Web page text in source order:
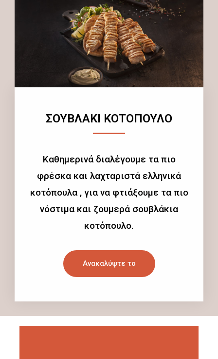
ΣΟΥΒΛΑΚΙ ΚΟΤΟΠΟΥΛΟ
Καθημερινά διαλέγουμε τα πιο
φρέσκα και λαχταριστά ελληνικά
κοτόπουλα , για να φτιάξουμε τα πιο
νόστιμα και ζουμερά σουβλάκια
κοτόπουλο.
Ανακαλύψτε το